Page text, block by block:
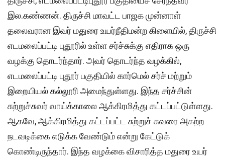
இல.கண்ணன். திருச்சி மாவட்ட பாஜக முன்னாள்
தலைவரான இவர் மதுரை உயர்நீதிமன்ற கிளையில், திருச்சி
எடமலைப்பட்டி புதூரில் உள்ள சர்ச்சுக்கு எதிராக ஒரு
வழக்கு தொடர்ந்தார். அவர் தொடர்ந்த வழக்கில்,
எடமலைப்பட்டி புதூர் பகுதியில் கார்மெல் சர்ச் மற்றும்
இறையியல் கல்லூரி அமைந்துள்ளது. இந்த சர்ச்சின்
சுற்றுச்சுவர் வாய்க்காலை ஆக்கிரமித்து கட்டப்பட்டுள்ளது.
ஆகவே, ஆக்கிரமித்து கட்டப்பட்ட சுற்றுச் சுவரை அகற்ற
நடவடிக்கை எடுக்க வேண்டும் என்று கேட்டுக்
கொண்டிருந்தார். இந்த வழக்கை விசாரித்த மதுரை உயர்